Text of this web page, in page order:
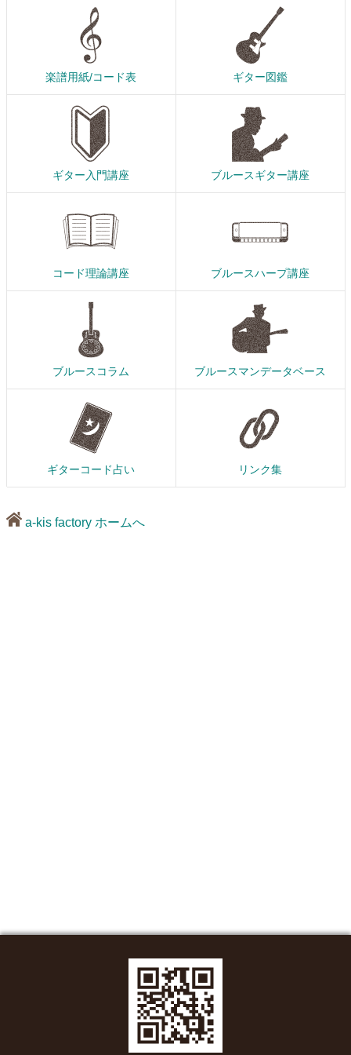
楽譜用紙/コード表 ギター図鑑
ギター入門講座 ブルースギター講座
コード理論講座 ブルースハープ講座
ブルースコラム ブルースマンデータベース
ギターコード占い リンク集
a-kis factory ホームへ